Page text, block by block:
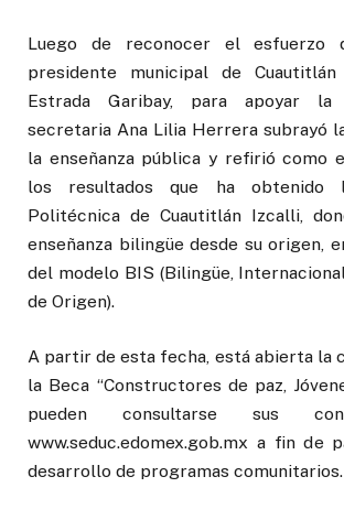
Luego de reconocer el esfuerzo
presidente municipal de
Estrada Garibay, para apoyar la
secretaria Ana Lilia Herrera subrayó
la enseñanza pública y refirió como
los resultados que ha obtenido
Politécnica de Cuautitlán Izcalli,
enseñanza bilingüe desde su origen,
del modelo BIS (Bilingüe,
de Origen).
A partir de esta fecha, está abierta la
la Beca “Constructores de paz,
pueden consultarse sus
www.seduc.edomex.gob.mx a fin de
desarrollo de programas comunitarios.